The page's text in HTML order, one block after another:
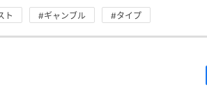
ト #ギャンブル #タイプ